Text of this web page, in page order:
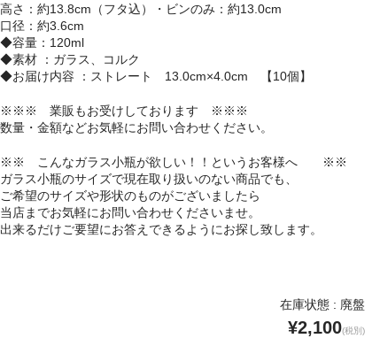
高さ：約13.8cm（フタ込）・ビンのみ：約13.0cm
口径：約3.6cm
◆容量：120ml
◆素材 ：ガラス、コルク
◆お届け内容 ：ストレート 13.0cm×4.0cm 【10個】
※※※ 業販もお受けしております ※※※
数量・金額などお気軽にお問い合わせください。
※※ こんなガラス小瓶が欲しい！！というお客様へ ※※
ガラス小瓶のサイズで現在取り扱いのない商品でも、
ご希望のサイズや形状のものがございましたら
当店までお気軽にお問い合わせくださいませ。
出来るだけご要望にお答えできるようにお探し致します。
在庫状態 : 廃盤
¥2,100(税別)